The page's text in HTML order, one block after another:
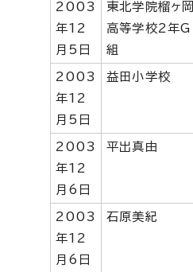
2003
年12
月5日
東北学院榴ヶ岡
高等学校2年G
組
2003
年12
月5日
益田小学校
2003
年12
月6日
平出真由
2003
年12
月6日
石原美紀